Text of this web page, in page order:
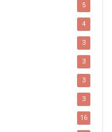
5
4
3
3
3
3
16